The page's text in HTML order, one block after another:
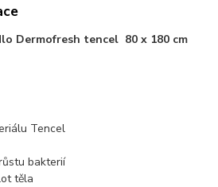
Dermofresh tencel 80 x 180 cm
Tencel
bakterií
těla